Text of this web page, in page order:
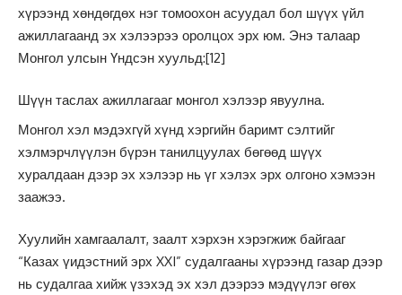
хүрээнд хөндөгдөх нэг томоохон асуудал бол шүүх үйл
ажиллагаанд эх хэлээрээ оролцох эрх юм. Энэ талаар
Монгол улсын Үндсэн хуульд:[12]
Шүүн таслах ажиллагааг монгол хэлээр явуулна.
Монгол хэл мэдэхгүй хүнд хэргийн баримт сэлтийг
хэлмэрчлүүлэн бүрэн танилцуулах бөгөөд шүүх
хуралдаан дээр эх хэлээр нь үг хэлэх эрх олгоно хэмээн
заажээ.
Хуулийн хамгаалалт, заалт хэрхэн хэрэгжиж байгааг
“Казах үидэстний эрх XXI” судалгааны хүрээнд газар дээр
нь судалгаа хийж үзэхэд эх хэл дээрээ мэдүүлэг өгөх